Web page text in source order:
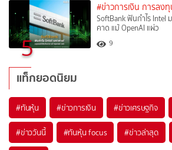
5
#ข่าวการเงิน การลง
SoftBank ฟันกำไร Intel
คาด แม้ OpenAI แผ่ว
9
แท็กยอดนิยม
#ทันหุ้น #ข่าวการเงิน #ข่าวเศรษฐกิจ
#ข่าววันนี้ #ทันหุ้น focus #ข่าวล่าสุด